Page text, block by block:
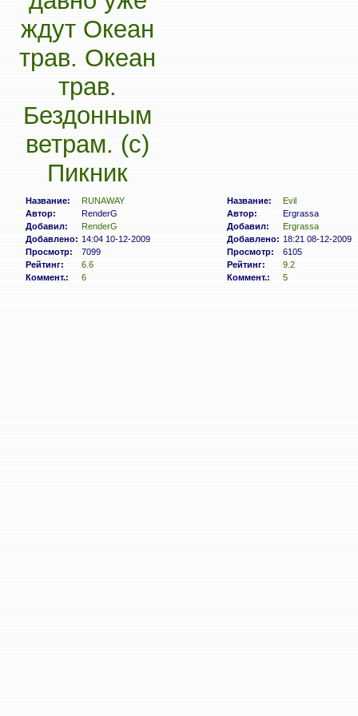
Название:
RUNAWAY
Автор:
RenderG
Добавил:
RenderG
Добавлено: 14:04 10-12-2009
Просмотр:
7099
Рейтинг:
6.6
Коммент.:
6
Название:
Evil
Автор:
Ergrassa
Добавил:
Ergrassa
Добавлено: 18:21 08-12-2009
Просмотр:
6105
Рейтинг:
9.2
Коммент.:
5